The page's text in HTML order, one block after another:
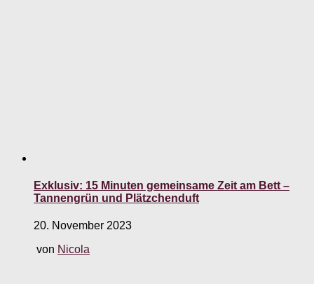
Exklusiv: 15 Minuten gemeinsame Zeit am Bett –
Tannengrün und Plätzchenduft
20. November 2023
von Nicola